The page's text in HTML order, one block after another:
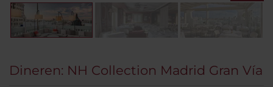
Dineren: NH Collection Madrid Gran Vía